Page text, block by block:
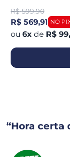
R$ 599,90
R$ 569,91
6x de R$
“Hora certa